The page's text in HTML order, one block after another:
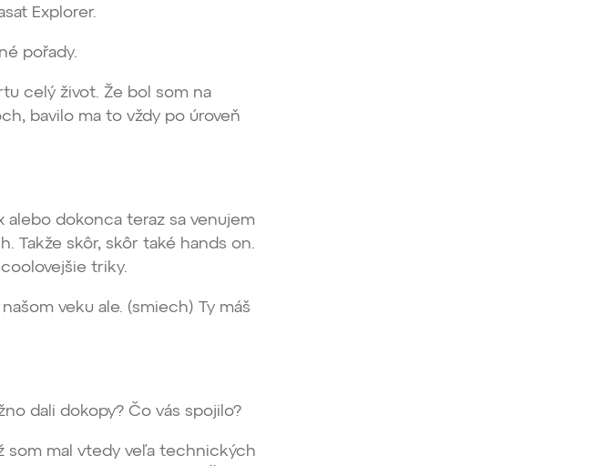
Explorer.
pořady.
celý život. Že bol som na
bavilo ma to vždy po úroveň
dokonca teraz sa venujem
Takže skôr, skôr také hands on.
triky.
veku ale. (smiech) Ty máš
dali dokopy? Čo vás spojilo?
som mal vtedy veľa technických